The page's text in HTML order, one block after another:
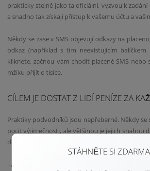
prakticky stejně jako ta oficiální, vyzvou k zadání
a snadno tak získají přístup k vašemu účtu a
Někdy se zase v SMS objevují odkazy na
odkaz (například s tím neexistujícím balíčkem
kliknete, začnou vám chodit placené SMS nebo
mžiku přijít o tisíce.
CÍLEM JE DOSTAT Z LIDÍ PENÍZE ZA
Praktiky podvodníků jsou nepřeberné. Někdy se
pocit výjimečnosti, ale většinou je jejich snahou
do časové tísně, kdy je třeba něco rychle vykonat.
Takže pokud na vás útočí jako na klienta banky,
STÁHNĚTE SI ZDARMA